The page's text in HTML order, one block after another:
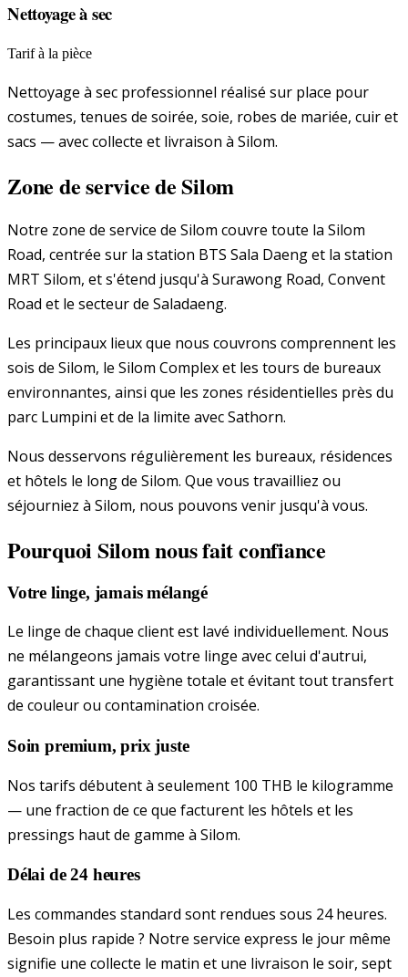
Nettoyage à sec
Tarif à la pièce
Nettoyage à sec professionnel réalisé sur place pour
costumes, tenues de soirée, soie, robes de mariée, cuir et
sacs — avec collecte et livraison à Silom.
Zone de service de Silom
Notre zone de service de Silom couvre toute la Silom
Road, centrée sur la station BTS Sala Daeng et la station
MRT Silom, et s'étend jusqu'à Surawong Road, Convent
Road et le secteur de Saladaeng.
Les principaux lieux que nous couvrons comprennent les
sois de Silom, le Silom Complex et les tours de bureaux
environnantes, ainsi que les zones résidentielles près du
parc Lumpini et de la limite avec Sathorn.
Nous desservons régulièrement les bureaux, résidences
et hôtels le long de Silom. Que vous travailliez ou
séjourniez à Silom, nous pouvons venir jusqu'à vous.
Pourquoi Silom nous fait confiance
Votre linge, jamais mélangé
Le linge de chaque client est lavé individuellement. Nous
ne mélangeons jamais votre linge avec celui d'autrui,
garantissant une hygiène totale et évitant tout transfert
de couleur ou contamination croisée.
Soin premium, prix juste
Nos tarifs débutent à seulement 100 THB le kilogramme
— une fraction de ce que facturent les hôtels et les
pressings haut de gamme à Silom.
Délai de 24 heures
Les commandes standard sont rendues sous 24 heures.
Besoin plus rapide ? Notre service express le jour même
signifie une collecte le matin et une livraison le soir, sept